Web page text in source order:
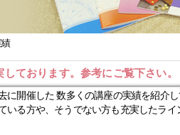
ております。参考にご覧下さい。
に開催した 数多くの講座の実績を紹介し
いる方や、そうでない方も充実したラ